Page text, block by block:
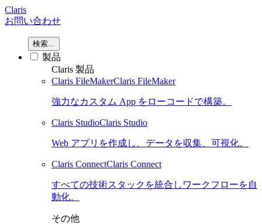
Claris
お問い合わせ
検索...
製品
Claris 製品
Claris FileMakerClaris FileMaker
強力なカスタム App をローコードで構築。
Claris StudioClaris Studio
Web アプリを作成し、データを収集、可視化。
Claris ConnectClaris Connect
すべての技術スタックを統合しワークフローを自
動化。
その他